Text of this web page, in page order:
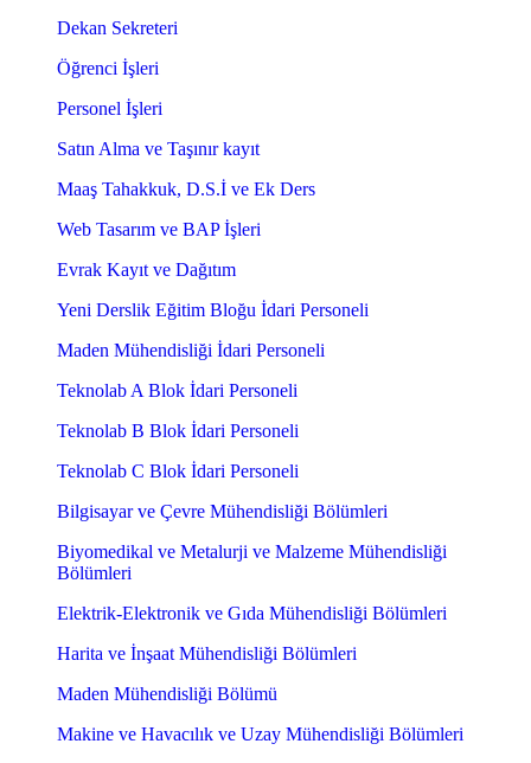
Dekan Sekreteri
Öğrenci İşleri
Personel İşleri
Satın Alma ve Taşınır kayıt
Maaş Tahakkuk, D.S.İ ve Ek Ders
Web Tasarım ve BAP İşleri
Evrak Kayıt ve Dağıtım
Yeni Derslik Eğitim Bloğu İdari Personeli
Maden Mühendisliği İdari Personeli
Teknolab A Blok İdari Personeli
Teknolab B Blok İdari Personeli
Teknolab C Blok İdari Personeli
Bilgisayar ve Çevre Mühendisliği Bölümleri
Biyomedikal ve Metalurji ve Malzeme Mühendisliği
Bölümleri
Elektrik-Elektronik ve Gıda Mühendisliği Bölümleri
Harita ve İnşaat Mühendisliği Bölümleri
Maden Mühendisliği Bölümü
Makine ve Havacılık ve Uzay Mühendisliği Bölümleri